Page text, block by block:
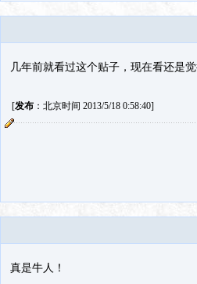
几年前就看过这个贴子，现在看还是觉
[发布：北京时间 2013/5/18 0:58:40]
真是牛人！